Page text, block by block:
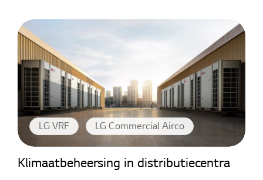
LG VRF LG Commercial Airco
Klimaatbeheersing in distributiecentra